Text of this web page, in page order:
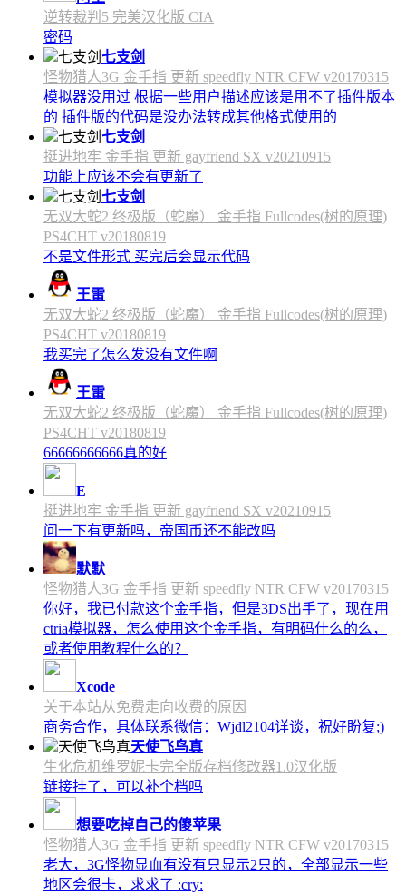
逆转裁判5 完美汉化版 CIA
密码
七支剑
怪物猎人3G 金手指 更新 speedfly NTR CFW v20170315
模拟器没用过 根据一些用户描述应该是用不了插件版本
的 插件版的代码是没办法转成其他格式使用的
七支剑
挺进地牢 金手指 更新 gayfriend SX v20210915
功能上应该不会有更新了
七支剑
无双大蛇2 终极版（蛇魔） 金手指 Fullcodes(树的原理)
PS4CHT v20180819
不是文件形式 买完后会显示代码
王雷
无双大蛇2 终极版（蛇魔） 金手指 Fullcodes(树的原理)
PS4CHT v20180819
我买完了怎么发没有文件啊
王雷
无双大蛇2 终极版（蛇魔） 金手指 Fullcodes(树的原理)
PS4CHT v20180819
66666666666真的好
E
挺进地牢 金手指 更新 gayfriend SX v20210915
问一下有更新吗，帝国币还不能改吗
默默
怪物猎人3G 金手指 更新 speedfly NTR CFW v20170315
你好，我已付款这个金手指，但是3DS出手了，现在用
ctria模拟器，怎么使用这个金手指，有明码什么的么，
或者使用教程什么的？
Xcode
关于本站从免费走向收费的原因
商务合作，具体联系微信：Wjdl2104详谈，祝好盼复;)
天使飞鸟真
生化危机维罗妮卡完全版存档修改器1.0汉化版
链接挂了，可以补个档吗
想要吃掉自己的傻苹果
怪物猎人3G 金手指 更新 speedfly NTR CFW v20170315
老大，3G怪物显血有没有只显示2只的，全部显示一些
地区会很卡，求求了 :cry: